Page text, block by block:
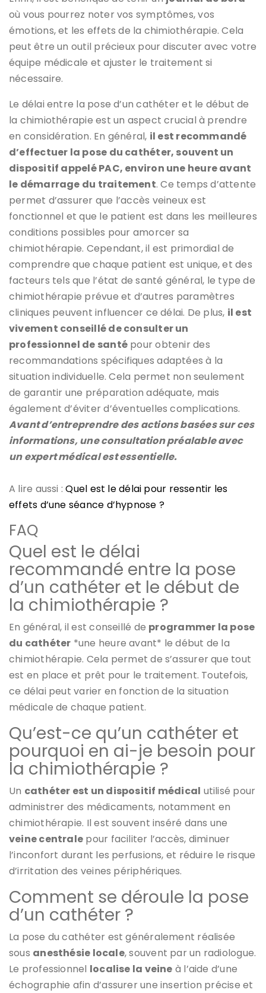
où vous pourrez noter vos symptômes, vos
émotions, et les effets de la chimiothérapie. Cela
peut être un outil précieux pour discuter avec votre
équipe médicale et ajuster le traitement si
nécessaire.
Le délai entre la pose d’un cathéter et le début de
la chimiothérapie est un aspect crucial à prendre
en considération. En général, il est recommandé
d’effectuer la pose du cathéter, souvent un
dispositif appelé PAC, environ une heure avant
le démarrage du traitement. Ce temps d’attente
permet d’assurer que l’accès veineux est
fonctionnel et que le patient est dans les meilleures
conditions possibles pour amorcer sa
chimiothérapie. Cependant, il est primordial de
comprendre que chaque patient est unique, et des
facteurs tels que l’état de santé général, le type de
chimiothérapie prévue et d’autres paramètres
cliniques peuvent influencer ce délai. De plus, il est
vivement conseillé de consulter un
professionnel de santépour obtenir des
recommandations spécifiques adaptées à la
situation individuelle. Cela permet non seulement
de garantir une préparation adéquate, mais
également d’éviter d’éventuelles complications.
Avant d’entreprendre des actions basées sur ces
informations, une consultation préalable avec
un expert médical est essentielle.
A lire aussi :Quel est le délai pour ressentir les
effets d’une séance d’hypnose ?
FAQ
Quel est le délai
recommandé entre la pose
d’un cathéter et le début de
la chimiothérapie ?
En général, il est conseillé de programmer la pose
du cathéter *une heure avant* le début de la
chimiothérapie. Cela permet de s’assurer que tout
est en place et prêt pour le traitement. Toutefois,
ce délai peut varier en fonction de la situation
médicale de chaque patient.
Qu’est-ce qu’un cathéter et
pourquoi en ai-je besoin pour
la chimiothérapie ?
Un cathéter est un dispositif médical utilisé pour
administrer des médicaments, notamment en
chimiothérapie. Il est souvent inséré dans une
veine centrale pour faciliter l’accès, diminuer
l’inconfort durant les perfusions, et réduire le risque
d’irritation des veines périphériques.
Comment se déroule la pose
d’un cathéter ?
La pose du cathéter est généralement réalisée
sous anesthésie locale, souvent par un radiologue.
Le professionnel localise la veine à l’aide d’une
échographie afin d’assurer une insertion précise et